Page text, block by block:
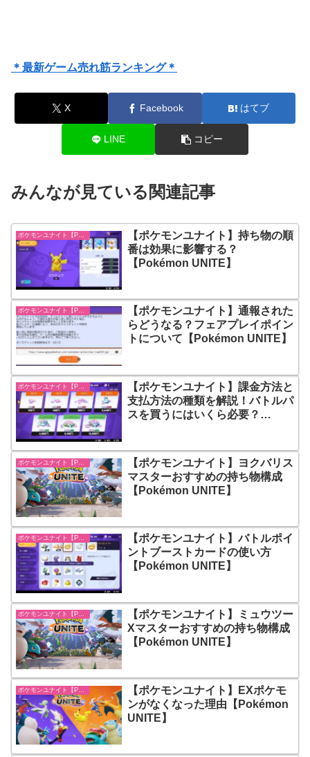
＊最新ゲーム売れ筋ランキング＊
X Facebook はてブ
LINE コピー
みんなが見ている関連記事
【ポケモンユナイト】持ち物の順
番は効果に影響する？
【Pokémon UNITE】
ポケモンユナイト【Pokémon UNITE】
【ポケモンユナイト】通報された
らどうなる？フェアプレイポイン
トについて【Pokémon UNITE】
【ポケモンユナイト】課金方法と
支払方法の種類を解説！バトルパ
スを買うにはいくら必要？
【ポケモンユナイト】ヨクバリス
マスターおすすめの持ち物構成
【Pokémon UNITE】
ポケモンユナイト【Pokémon UNITE】
【ポケモンユナイト】バトルポイ
ントブーストカードの使い方
【Pokémon UNITE】
【ポケモンユナイト】ミュウツー
Xマスターおすすめの持ち物構成
【Pokémon UNITE】
【ポケモンユナイト】EXポケモ
ンがなくなった理由【Pokémon
UNITE】